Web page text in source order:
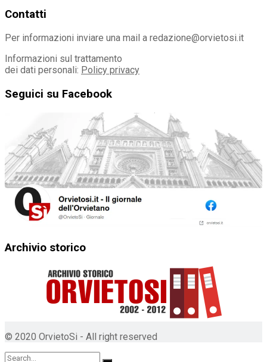
Contatti
Per informazioni inviare una mail a redazione@orvietosi.it
Informazioni sul trattamento
dei dati personali: Policy privacy
Seguici su Facebook
Archivio storico
© 2020 OrvietoSi - All right reserved